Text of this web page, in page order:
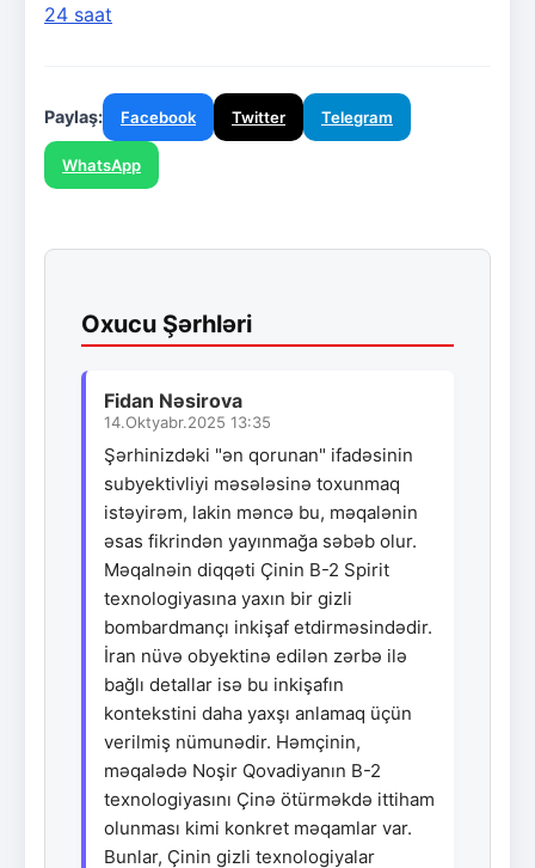
24 saat
Paylaş: Facebook Twitter Telegram
WhatsApp
Oxucu Şərhləri
Fidan Nəsirova
14.Oktyabr.2025 13:35
Şərhinizdəki "ən qorunan" ifadəsinin
subyektivliyi məsələsinə toxunmaq
istəyirəm, lakin məncə bu, məqalənin
əsas fikrindən yayınmağa səbəb olur.
Məqalnəin diqqəti Çinin B-2 Spirit
texnologiyasına yaxın bir gizli
bombardmançı inkişaf etdirməsindədir.
İran nüvə obyektinə edilən zərbə ilə
bağlı detallar isə bu inkişafın
kontekstini daha yaxşı anlamaq üçün
verilmiş nümunədir. Həmçinin,
məqalədə Noşir Qovadiyanın B-2
texnologiyasını Çinə ötürməkdə ittiham
olunması kimi konkret məqamlar var.
Bunlar, Çinin gizli texnologiyalar